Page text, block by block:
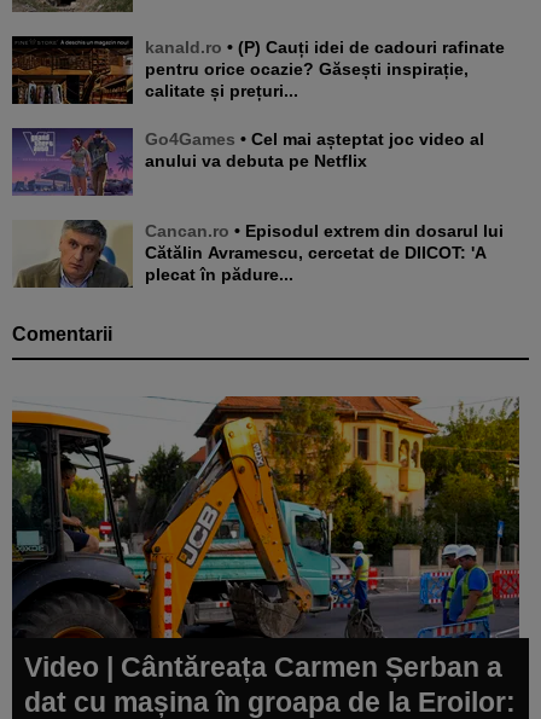
kanald.ro • (P) Cauți idei de cadouri rafinate
pentru orice ocazie? Găsești inspirație,
calitate și prețuri...
Go4Games • Cel mai așteptat joc video al
anului va debuta pe Netflix
Cancan.ro • Episodul extrem din dosarul lui
Cătălin Avramescu, cercetat de DIICOT: 'A
plecat în pădure...
Comentarii
Video | Cântăreața Carmen Șerban a
dat cu mașina în groapa de la Eroilor: